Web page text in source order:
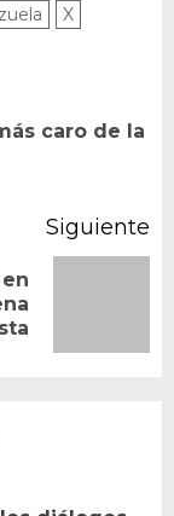
X
caro de la
Siguiente